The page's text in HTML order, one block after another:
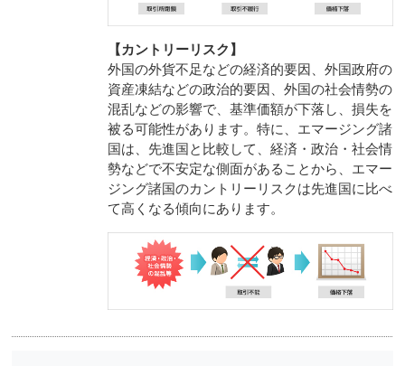
【カントリーリスク】
外国の外貨不足などの経済的要因、外国政府の
資産凍結などの政治的要因、外国の社会情勢の
混乱などの影響で、基準価額が下落し、損失を
被る可能性があります。特に、エマージング諸
国は、先進国と比較して、経済・政治・社会情
勢などで不安定な側面があることから、エマー
ジング諸国のカントリーリスクは先進国に比べ
て高くなる傾向にあります。